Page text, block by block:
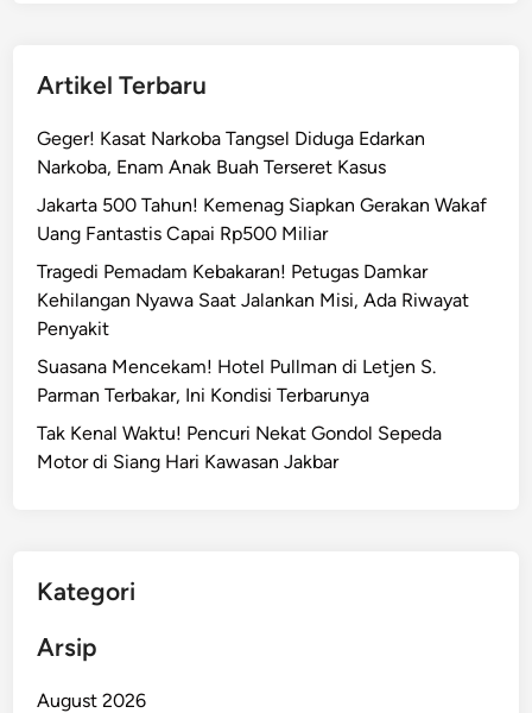
-
4
1
W
a
m
e
n
k
o
m
d
i
j
k
n
Artikel Terbaru
Geger! Kasat Narkoba Tangsel Diduga Edarkan
Narkoba, Enam Anak Buah Terseret Kasus
Jakarta 500 Tahun! Kemenag Siapkan Gerakan Wakaf
Uang Fantastis Capai Rp500 Miliar
Tragedi Pemadam Kebakaran! Petugas Damkar
Kehilangan Nyawa Saat Jalankan Misi, Ada Riwayat
Penyakit
Suasana Mencekam! Hotel Pullman di Letjen S.
Parman Terbakar, Ini Kondisi Terbarunya
Tak Kenal Waktu! Pencuri Nekat Gondol Sepeda
Motor di Siang Hari Kawasan Jakbar
Kategori
Arsip
August 2026